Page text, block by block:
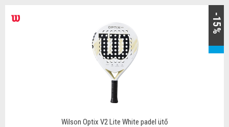
-15%
Wilson Optix V2 Lite White padel ütő